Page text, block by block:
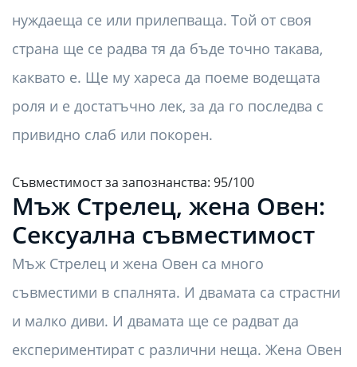
нуждаеща се или прилепваща. Той от своя
страна ще се радва тя да бъде точно такава,
каквато е. Ще му хареса да поеме водещата
роля и е достатъчно лек, за да го последва с
привидно слаб или покорен.
Съвместимост за запознанства: 95/100
Мъж Стрелец, жена Овен:
Сексуална съвместимост
Мъж Стрелец и жена Овен са много
съвместими в спалнята. И двамата са страстни
и малко диви. И двамата ще се радват да
експериментират с различни неща. Жена Овен